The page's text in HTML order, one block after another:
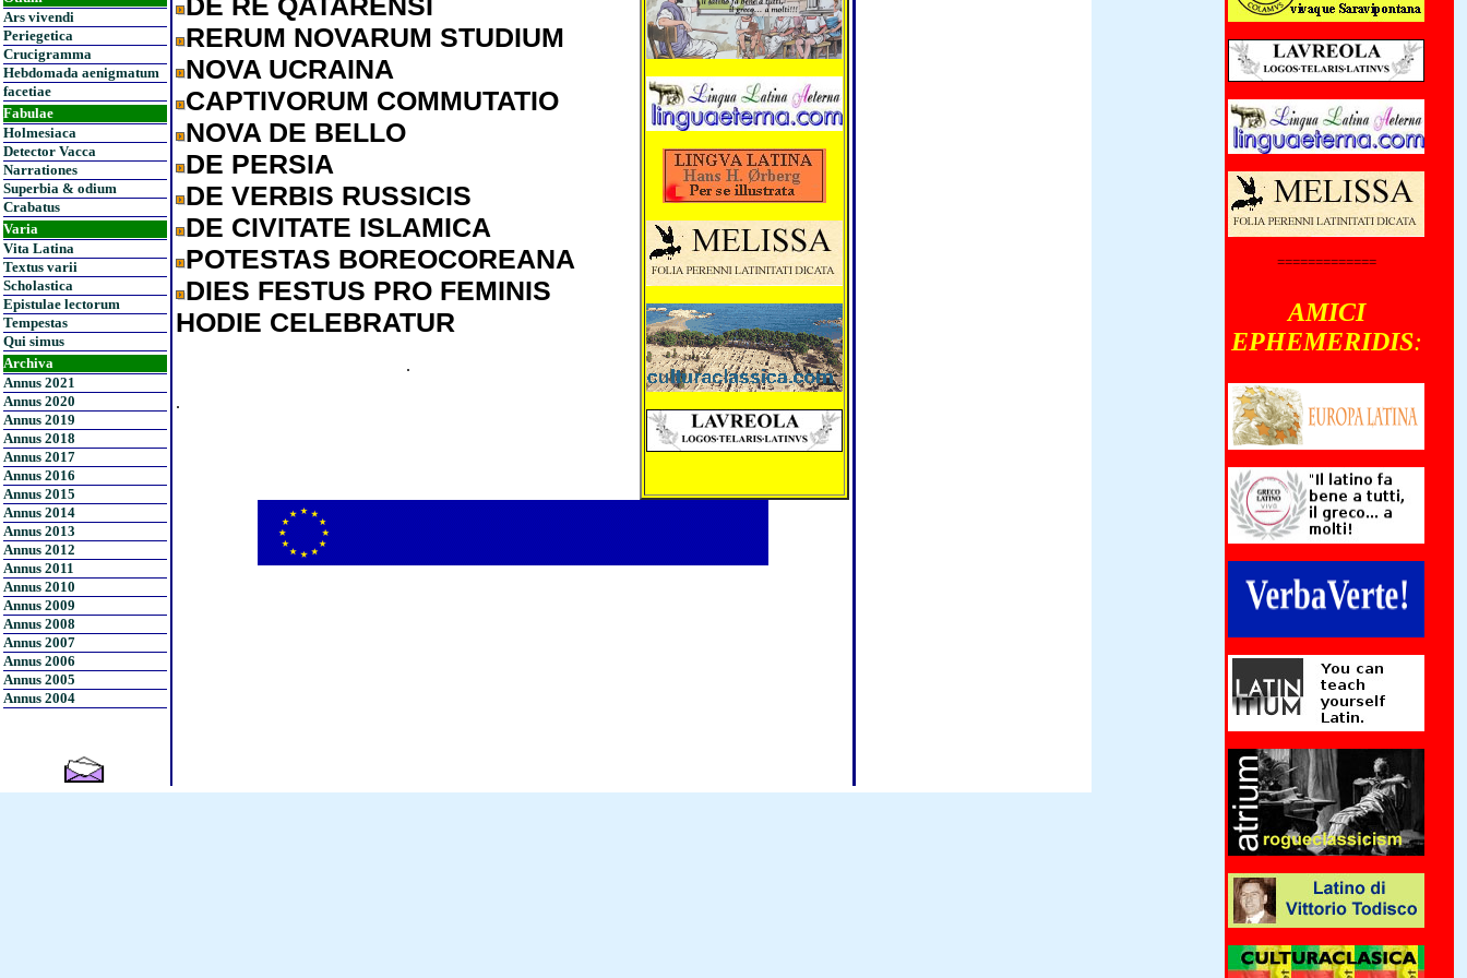
Ars vivendi
Periegetica
Crucigramma
Hebdomada aenigmatum
facetiae
Fabulae
Holmesiaca
Detector Vacca
Narrationes
Superbia & odium
Crabatus
Varia
Vita Latina
Textus varii
Scholastica
Epistulae lectorum
Tempestas
Qui simus
Archiva
Annus 2021
Annus 2020
Annus 2019
Annus 2018
Annus 2017
Annus 2016
Annus 2015
Annus 2014
Annus 2013
Annus 2012
Annus 2011
Annus 2010
Annus 2009
Annus 2008
Annus 2007
Annus 2006
Annus 2005
Annus 2004
RERUM NOVARUM STUDIUM
NOVA UCRAINA
CAPTIVORUM COMMUTATIO
NOVA DE BELLO
DE PERSIA
DE VERBIS RUSSICIS
DE CIVITATE ISLAMICA
POTESTAS BOREOCOREANA
DIES FESTUS PRO FEMINIS
HODIE CELEBRATUR
.
.
=============
AMICI
EPHEMERIDIS: